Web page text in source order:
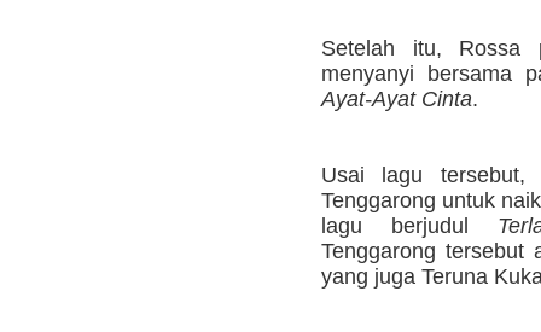
Setelah itu, Rossa
menyanyi bersama
Ayat-Ayat Cinta.
Usai lagu tersebut,
Tenggarong untuk
lagu berjudul
Tenggarong tersebut
yang juga Teruna